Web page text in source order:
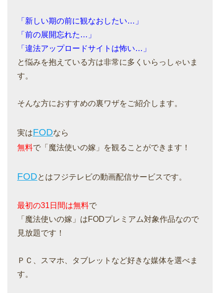
「新しい期の前に観なおしたい…」
「前の展開忘れた…」
「違法アップロードサイトは怖い…」
と悩みを抱えている方は非常に多くいらっしゃいま
す。
そんな方におすすめの裏ワザをご紹介します。
実はFODなら
無料で「魔法使いの嫁」を観ることができます！
FODとはフジテレビの動画配信サービスです。
最初の31日間は無料で
「魔法使いの嫁」はFODプレミアム対象作品なので
見放題です！
ＰＣ、スマホ、タブレットなど好きな媒体を選べま
す。